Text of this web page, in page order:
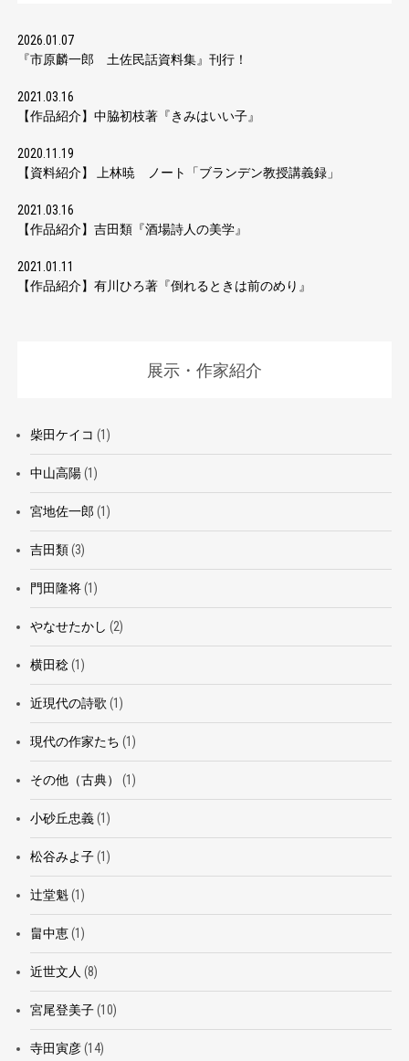
2026.01.07
『市原麟一郎 土佐民話資料集』刊行！
2021.03.16
【作品紹介】中脇初枝著『きみはいい子』
2020.11.19
【資料紹介】 上林暁 ノート「ブランデン教授講義録」
2021.03.16
【作品紹介】吉田類『酒場詩人の美学』
2021.01.11
【作品紹介】有川ひろ著『倒れるときは前のめり』
展示・作家紹介
柴田ケイコ (1)
中山高陽(1)
宮地佐一郎 (1)
吉田類(3)
門田隆将(1)
やなせたかし (2)
横田稔(1)
近現代の詩歌 (1)
現代の作家たち (1)
その他（古典） (1)
小砂丘忠義(1)
松谷みよ子(1)
辻堂魁(1)
畠中恵(1)
近世文人 (8)
宮尾登美子(10)
寺田寅彦(14)